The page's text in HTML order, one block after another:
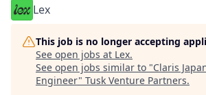
Lex
This job is no longer accepting
See open jobs at Lex.
See open jobs similar to "Claris
Engineer" Tusk Venture Partners.